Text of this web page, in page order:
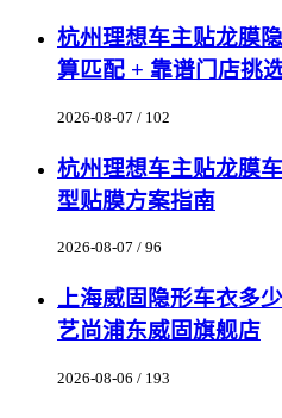
杭州理想车主贴龙膜
算匹配 + 靠谱门店挑
2026-08-07 / 102
杭州理想车主贴龙膜
型贴膜方案指南
2026-08-07 / 96
上海威固隐形车衣多
艺尚浦东威固旗舰店
2026-08-06 / 193